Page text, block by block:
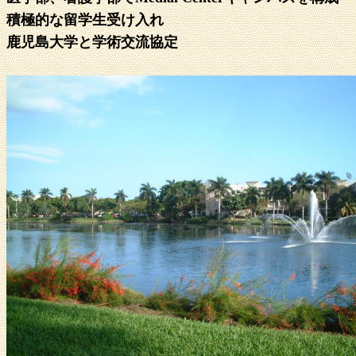
積極的な留学生受け入れ
鹿児島大学と学術交流協定